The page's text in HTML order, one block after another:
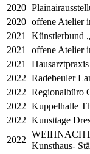
2020
2020 offene Atelier
2021 Künstlerbund
2021 offene Atelier
2021
2022 Radebeuler
2022 Regionalbüro
2022 Kuppelhalle
2022 Kunsttage
2022
Kunsthaus-